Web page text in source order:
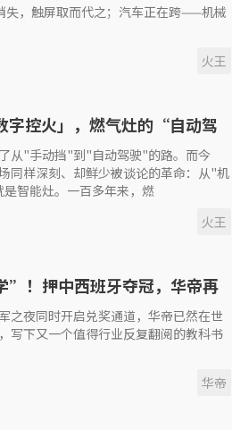
，触屏取而代之；汽车正在跨——机械
火王
字控火」，燃气灶的“自动驾
从"手动挡"到"自动驾驶"的路。而今
同样深刻、却鲜少被谈论的革命：从"机
智能灶。一百多年来，燃
火王
”！押中西班牙夺冠，华帝再
夜同时开启兑奖通道，华帝已然在世
写下又一个值得行业反复翻阅的教科书
华帝